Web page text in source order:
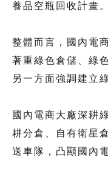
養品空瓶回收計畫。
整體而言，國內電
著重綠色倉儲、綠
另一方面強調建立
國內電商大廠深耕
耕分倉、自有衛星
送車隊，凸顯國內